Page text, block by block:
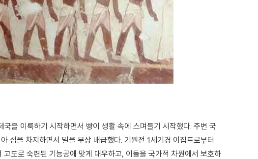
을 이룩하기 시작하면서 빵이 생활 속에 스며들기 시작했다. 주변 국
섬을 차지하면서 밀을 무상 배급했다. 기원전 1세기경 이집트로부터
도로 숙련된 기능공에 맞게 대우하고, 이들을 국가적 차원에서 보호하